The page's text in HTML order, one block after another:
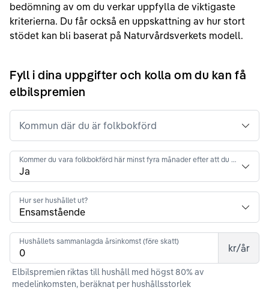
bedömning av om du verkar uppfylla de viktigaste
kriterierna. Du får också en uppskattning av hur stort
stödet kan bli baserat på Naturvårdsverkets modell.
Fyll i dina uppgifter och kolla om du kan få
elbilspremien
Kommun där du är folkbokförd
Kommer du vara folkbokförd här minst fyra månader efter att du ansökt?
Hur ser hushållet ut?
Hushållets sammanlagda årsinkomst (före skatt)
kr/år
Elbilspremien riktas till hushåll med högst 80% av
medelinkomsten, beräknat per hushållsstorlek